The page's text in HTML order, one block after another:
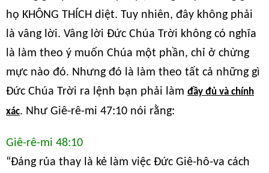
họ KHÔNG THÍCH diệt. Tuy nhiên, đây không phải
là vâng lời. Vâng lời Đức Chúa Trời không có nghĩa
là làm theo ý muốn Chúa một phần, chỉ ở chừng
mực nào đó. Nhưng đó là làm theo tất cả những gì
Đức Chúa Trời ra lệnh bạn phải làm đầy đủ và chính
xác. Như Giê-rê-mi 47:10 nói rằng:
Giê-rê-mi 48:10
“Đáng rủa thay là kẻ làm việc Đức Giê-hô-va cách